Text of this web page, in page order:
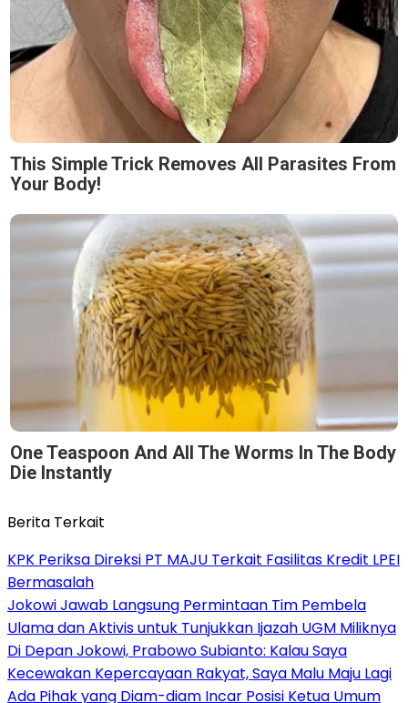
This Simple Trick Removes All Parasites From
Your Body!
One Teaspoon And All The Worms In The Body
Die Instantly
Berita Terkait
KPK Periksa Direksi PT MAJU Terkait Fasilitas Kredit LPEI
Bermasalah
Jokowi Jawab Langsung Permintaan Tim Pembela
Ulama dan Aktivis untuk Tunjukkan Ijazah UGM Miliknya
Di Depan Jokowi, Prabowo Subianto: Kalau Saya
Kecewakan Kepercayaan Rakyat, Saya Malu Maju Lagi
Ada Pihak yang Diam-diam Incar Posisi Ketua Umum